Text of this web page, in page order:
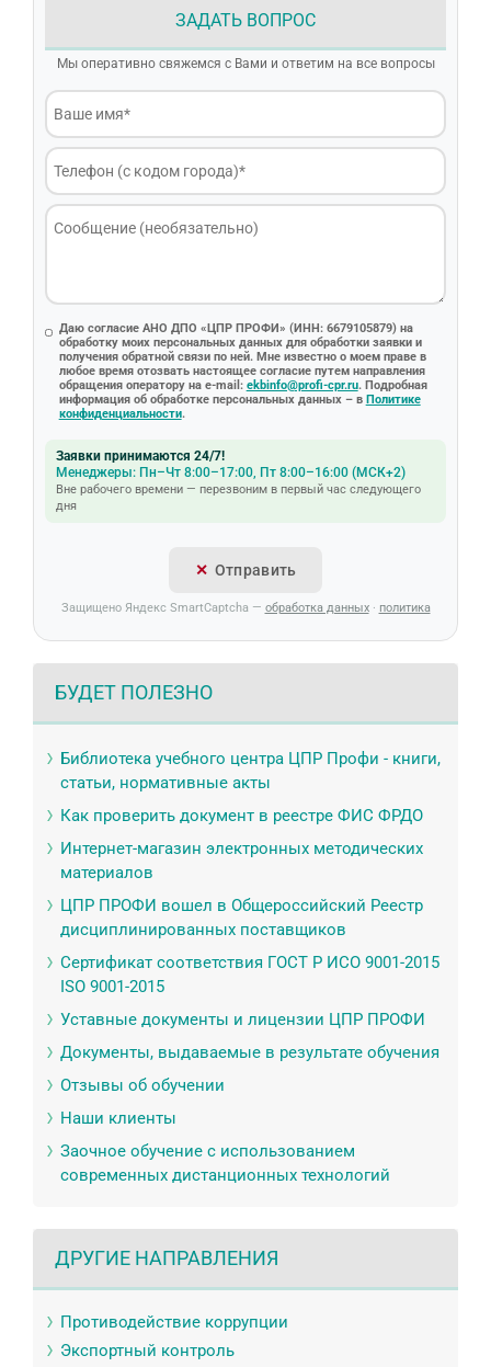
ЗАДАТЬ ВОПРОС
Мы оперативно свяжемся с Вами и ответим на все вопросы
Даю согласие АНО ДПО «ЦПР ПРОФИ» (ИНН: 6679105879) на
обработку моих персональных данных для обработки заявки и
получения обратной связи по ней. Мне известно о моем праве в
любое время отозвать настоящее согласие путем направления
обращения оператору на e-mail: ekbinfo@profi-cpr.ru. Подробная
информация об обработке персональных данных – в Политике
конфиденциальности.
Заявки принимаются 24/7!
Менеджеры: Пн–Чт 8:00–17:00, Пт 8:00–16:00 (МСК+2)
Вне рабочего времени — перезвоним в первый час следующего
дня
Отправить
Защищено Яндекс SmartCaptcha — обработка данных· политика
БУДЕТ ПОЛЕЗНО
Библиотека учебного центра ЦПР Профи - книги,
статьи, нормативные акты
Как проверить документ в реестре ФИС ФРДО
Интернет-магазин электронных методических
материалов
ЦПР ПРОФИ вошел в Общероссийский Реестр
дисциплинированных поставщиков
Сертификат соответствия ГОСТ Р ИСО 9001-2015
ISO 9001-2015
Уставные документы и лицензии ЦПР ПРОФИ
Документы, выдаваемые в результате обучения
Отзывы об обучении
Наши клиенты
Заочное обучение с использованием
современных дистанционных технологий
ДРУГИЕ НАПРАВЛЕНИЯ
Противодействие коррупции
Экспортный контроль